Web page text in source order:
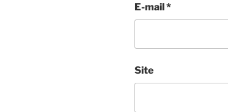
E-mail*
Site